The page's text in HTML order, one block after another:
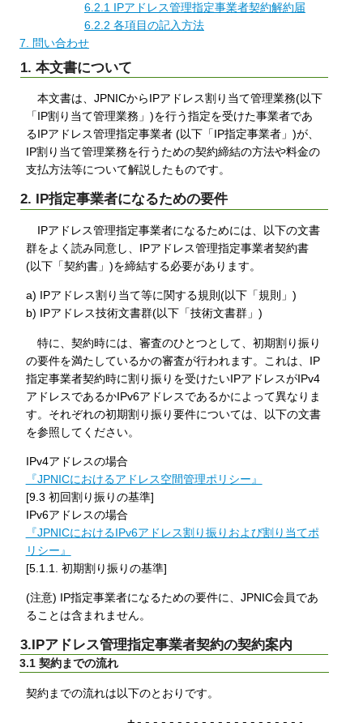
6.2.1 IPアドレス管理指定事業者契約解約届
6.2.2 各項目の記入方法
7. 問い合わせ
1. 本文書について
本文書は、JPNICからIPアドレス割り当て管理業務(以下
「IP割り当て管理業務」)を行う指定を受けた事業者であ
るIPアドレス管理指定事業者 (以下「IP指定事業者」)が、
IP割り当て管理業務を行うための契約締結の方法や料金の
支払方法等について解説したものです。
2. IP指定事業者になるための要件
IPアドレス管理指定事業者になるためには、以下の文書
群をよく読み同意し、IPアドレス管理指定事業者契約書
(以下「契約書」)を締結する必要があります。
a) IPアドレス割り当て等に関する規則(以下「規則」)
b) IPアドレス技術文書群(以下「技術文書群」)
特に、契約時には、審査のひとつとして、初期割り振り
の要件を満たしているかの審査が行われます。これは、IP
指定事業者契約時に割り振りを受けたいIPアドレスがIPv4
アドレスであるかIPv6アドレスであるかによって異なりま
す。それぞれの初期割り振り要件については、以下の文書
を参照してください。
IPv4アドレスの場合
『JPNICにおけるアドレス空間管理ポリシー』
[9.3 初回割り振りの基準]
IPv6アドレスの場合
『JPNICにおけるIPv6アドレス割り振りおよび割り当てポ
リシー』
[5.1.1. 初期割り振りの基準]
(注意) IP指定事業者になるための要件に、JPNIC会員であ
ることは含まれません。
3.IPアドレス管理指定事業者契約の契約案内
3.1 契約までの流れ
契約までの流れは以下のとおりです。